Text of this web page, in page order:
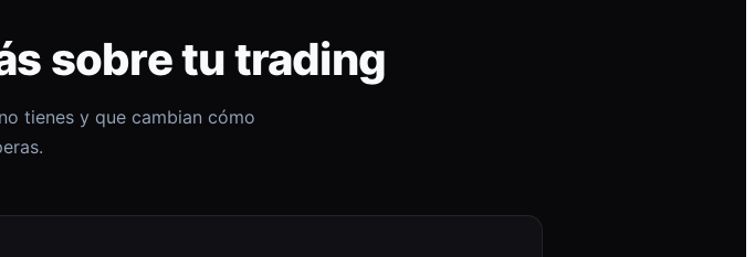
sobre tu trading
tienes y que cambian cómo